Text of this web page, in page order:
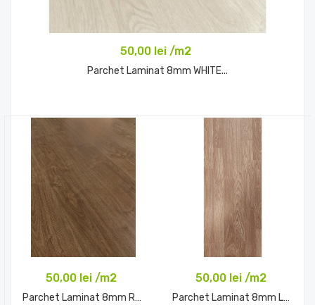
50,00 lei /m2
Parchet Laminat 8mm WHITE...
50,00 lei /m2
Parchet Laminat 8mm Rustic...
50,00 lei /m2
Parchet Laminat 8mm Lucerne...